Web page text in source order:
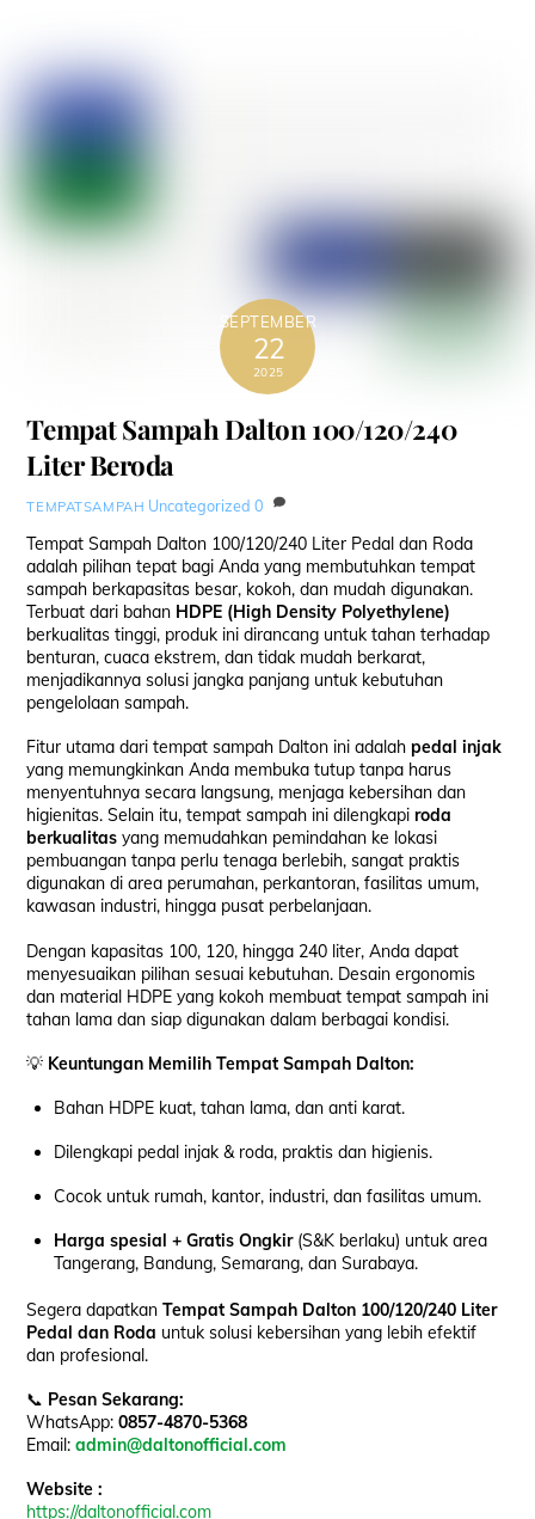
SEPTEMBER
22
2025
Tempat Sampah Dalton 100/120/240
Liter Beroda
TEMPATSAMPAH Uncategorized 0
Tempat Sampah Dalton 100/120/240 Liter Pedal dan Roda
adalah pilihan tepat bagi Anda yang membutuhkan tempat
sampah berkapasitas besar, kokoh, dan mudah digunakan.
Terbuat dari bahan HDPE (High Density Polyethylene)
berkualitas tinggi, produk ini dirancang untuk tahan terhadap
benturan, cuaca ekstrem, dan tidak mudah berkarat,
menjadikannya solusi jangka panjang untuk kebutuhan
pengelolaan sampah.
Fitur utama dari tempat sampah Dalton ini adalahpedal injak
yang memungkinkan Anda membuka tutup tanpa harus
menyentuhnya secara langsung, menjaga kebersihan dan
higienitas. Selain itu, tempat sampah ini dilengkapiroda
berkualitas yang memudahkan pemindahan ke lokasi
pembuangan tanpa perlu tenaga berlebih, sangat praktis
digunakan di area perumahan, perkantoran, fasilitas umum,
kawasan industri, hingga pusat perbelanjaan.
Dengan kapasitas 100, 120, hingga 240 liter, Anda dapat
menyesuaikan pilihan sesuai kebutuhan. Desain ergonomis
dan material HDPE yang kokoh membuat tempat sampah ini
tahan lama dan siap digunakan dalam berbagai kondisi.
💡 Keuntungan Memilih Tempat Sampah Dalton:
Bahan HDPE kuat, tahan lama, dan anti karat.
Dilengkapi pedal injak & roda, praktis dan higienis.
Cocok untuk rumah, kantor, industri, dan fasilitas umum.
Harga spesial + Gratis Ongkir(S&K berlaku) untuk area
Tangerang, Bandung, Semarang, dan Surabaya.
Segera dapatkanTempat Sampah Dalton 100/120/240 Liter
Pedal dan Roda untuk solusi kebersihan yang lebih efektif
dan profesional.
📞 Pesan Sekarang:
WhatsApp:0857-4870-5368
Email:admin@daltonofficial.com
Website :
https://daltonofficial.com